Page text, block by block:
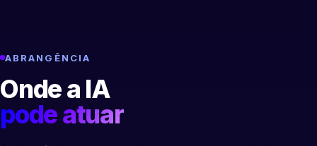
ABRANGÊNCIA
Onde a IA
pode atuar